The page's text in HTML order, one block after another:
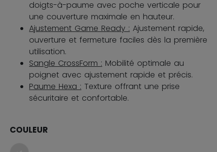
doigts-à-paume avec poche verticale pour
une couverture maximale en hauteur.
Ajustement Game Ready : Ajustement rapide,
ouverture et fermeture faciles dès la première
utilisation.
Sangle CrossForm : Mobilité optimale au
poignet avec ajustement rapide et précis.
Paume Hexa : Texture offrant une prise
sécuritaire et confortable.
COULEUR